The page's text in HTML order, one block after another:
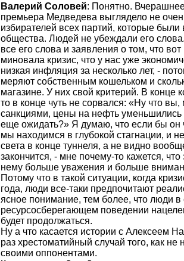
Валерий Соловей: Понятно.
премьера Медведева выглядело не
избирателей всех партий, которые были
общества. Людей не убеждали его
все его слова и заявления о том, что
миновала кризис, что у нас уже
низкая инфляция за несколько лет, -
меряют собственным кошельком и
магазине. У них свой критерий. В конце
то в конце чуть не сорвался: «Ну что
санкциями, цены на нефть уменьшились
еще ожидать?» Я думаю, что если бы он
мы находимся в глубокой стагнации, и
света в конце туннеля, а не видно
закончится, - мне почему-то кажется,
нему больше уважения и больше
Потому что в такой ситуации, когда
года, люди все-таки предпочитают
ясное понимание, тем более, что люди в
ресурсосберегающем поведении
будет продолжаться.
Ну а что касается истории с Алексеем
раз хрестоматийный случай того, как не
своими оппонентами.